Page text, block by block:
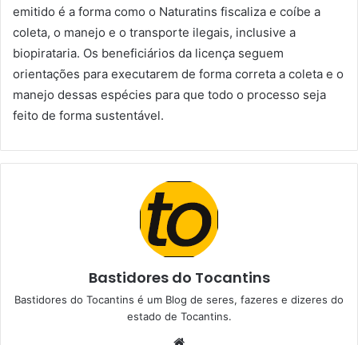
emitido é a forma como o Naturatins fiscaliza e coíbe a
coleta, o manejo e o transporte ilegais, inclusive a
biopirataria. Os beneficiários da licença seguem
orientações para executarem de forma correta a coleta e o
manejo dessas espécies para que todo o processo seja
feito de forma sustentável.
Bastidores do Tocantins
Bastidores do Tocantins é um Blog de seres, fazeres e dizeres do
estado de Tocantins.